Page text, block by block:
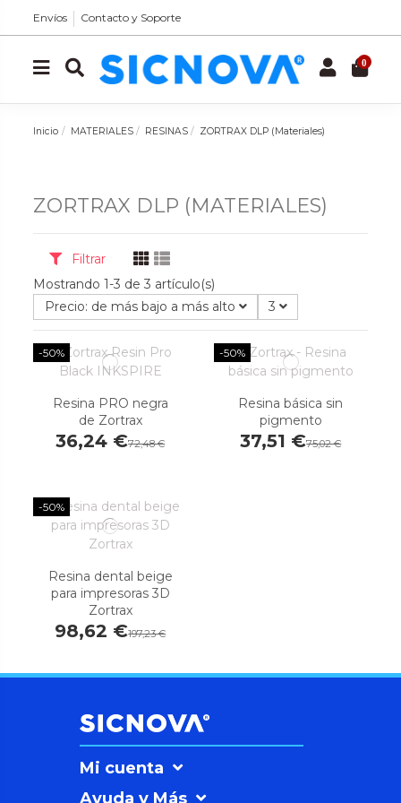
Envíos Contacto y Soporte
0
Inicio MATERIALES RESINAS ZORTRAX DLP (Materiales)
ZORTRAX DLP (MATERIALES)
Filtrar
Mostrando 1-3 de 3 artículo(s)
Precio: de más bajo a más alto
3
-50%
Resina PRO negra
de Zortrax
36,24 €72,48 €
-50%
Resina básica sin
pigmento
37,51 €75,02 €
-50%
Resina dental beige
para impresoras 3D
Zortrax
98,62 €197,23 €
Mi cuenta
Ayuda y Más